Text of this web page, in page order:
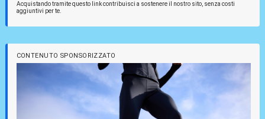
Acquistando tramite questo link contribuisci a sostenere il nostro sito, senza costi
aggiuntivi per te.
CONTENUTO SPONSORIZZATO